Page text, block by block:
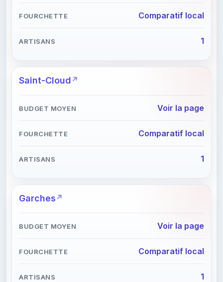
Comparatif local
1
Saint-Cloud
Voir la page
Comparatif local
1
Garches
Voir la page
Comparatif local
1